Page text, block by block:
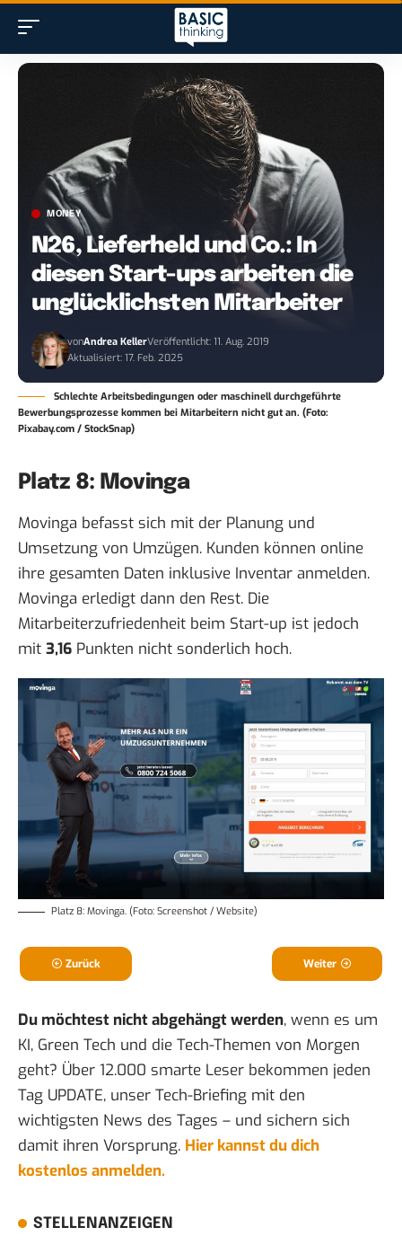
MONEY
N26, Lieferheld und Co.: In
diesen Start-ups arbeiten die
unglücklichsten Mitarbeiter
vonAndrea KellerVeröffentlicht: 11. Aug. 2019
Aktualisiert: 17. Feb. 2025
Schlechte Arbeitsbedingungen oder maschinell durchgeführte
Bewerbungsprozesse kommen bei Mitarbeitern nicht gut an. (Foto:
Pixabay.com / StockSnap)
Platz 8: Movinga
Movinga befasst sich mit der Planung und
Umsetzung von Umzügen. Kunden können online
ihre gesamten Daten inklusive Inventar anmelden.
Movinga erledigt dann den Rest. Die
Mitarbeiterzufriedenheit beim Start-up ist jedoch
mit 3,16 Punkten nicht sonderlich hoch.
Platz 8: Movinga. (Foto: Screenshot / Website)
Zurück Weiter
Du möchtest nicht abgehängt werden, wenn es um
KI, Green Tech und die Tech-Themen von Morgen
geht? Über 12.000 smarte Leser bekommen jeden
Tag UPDATE, unser Tech-Briefing mit den
wichtigsten News des Tages – und sichern sich
damit ihren Vorsprung. Hier kannst du dich
kostenlos anmelden.
STELLENANZEIGEN